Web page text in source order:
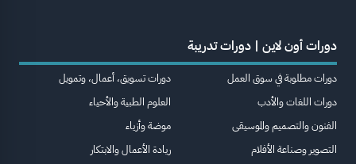
دورات أون لاين | دورات تدريبة
دورات مطلوبة في سوق العمل
دورات اللغات والأدب
الفنون والتصميم والموسيقى
التصوير وصناعة الأفلام
دورات تسويق، أعمال، وتمويل
العلوم الطبية والأحياء
موضة وأزياء
ريادة الأعمال والابتكار